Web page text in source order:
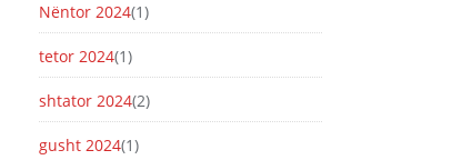
Nëntor 2024(1)
tetor 2024(1)
shtator 2024(2)
gusht 2024(1)